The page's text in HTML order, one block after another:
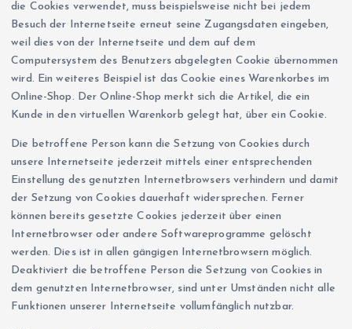
die Cookies verwendet, muss beispielsweise nicht bei jedem
Besuch der Internetseite erneut seine Zugangsdaten eingeben,
weil dies von der Internetseite und dem auf dem
Computersystem des Benutzers abgelegten Cookie übernommen
wird. Ein weiteres Beispiel ist das Cookie eines Warenkorbes im
Online-Shop. Der Online-Shop merkt sich die Artikel, die ein
Kunde in den virtuellen Warenkorb gelegt hat, über ein Cookie.
Die betroffene Person kann die Setzung von Cookies durch
unsere Internetseite jederzeit mittels einer entsprechenden
Einstellung des genutzten Internetbrowsers verhindern und damit
der Setzung von Cookies dauerhaft widersprechen. Ferner
können bereits gesetzte Cookies jederzeit über einen
Internetbrowser oder andere Softwareprogramme gelöscht
werden. Dies ist in allen gängigen Internetbrowsern möglich.
Deaktiviert die betroffene Person die Setzung von Cookies in
dem genutzten Internetbrowser, sind unter Umständen nicht alle
Funktionen unserer Internetseite vollumfänglich nutzbar.